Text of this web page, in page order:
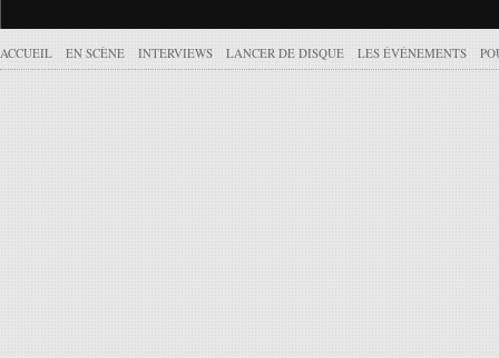
ACCUEIL EN SCÈNE INTERVIEWS LANCER DE DISQUE LES ÉVÉNEMENTS